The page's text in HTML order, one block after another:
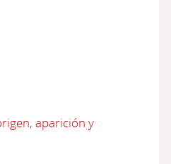
aparición y